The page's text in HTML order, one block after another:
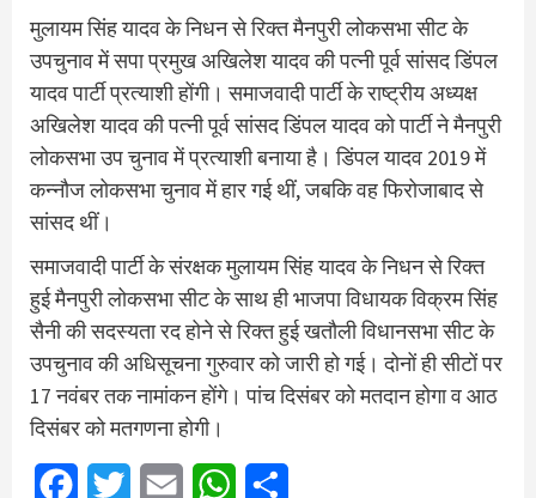
मुलायम सिंह यादव के निधन से रिक्त मैनपुरी लोकसभा सीट के
उपचुनाव में सपा प्रमुख अखिलेश यादव की पत्नी पूर्व सांसद डिंपल
यादव पार्टी प्रत्याशी होंगी। समाजवादी पार्टी के राष्ट्रीय अध्यक्ष
अखिलेश यादव की पत्नी पूर्व सांसद डिंपल यादव को पार्टी ने मैनपुरी
लोकसभा उप चुनाव में प्रत्याशी बनाया है। डिंपल यादव 2019 में
कन्नौज लोकसभा चुनाव में हार गई थीं, जबकि वह फिरोजाबाद से
सांसद थीं।
समाजवादी पार्टी के संरक्षक मुलायम सिंह यादव के निधन से रिक्त
हुई मैनपुरी लोकसभा सीट के साथ ही भाजपा विधायक विक्रम सिंह
सैनी की सदस्यता रद होने से रिक्त हुई खतौली विधानसभा सीट के
उपचुनाव की अधिसूचना गुरुवार को जारी हो गई। दोनों ही सीटों पर
17 नवंबर तक नामांकन होंगे। पांच दिसंबर को मतदान होगा व आठ
दिसंबर को मतगणना होगी।
FacebookTwitter Email WhatsApp